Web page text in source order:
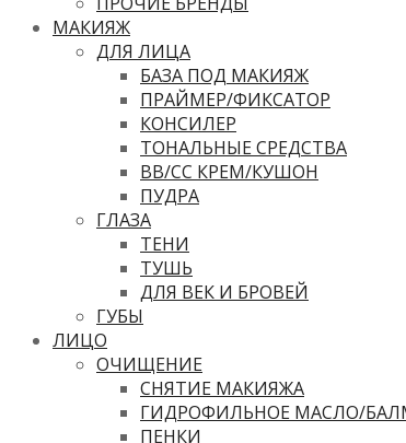
МАКИЯЖ
ДЛЯ ЛИЦА
БАЗА ПОД МАКИЯЖ
ПРАЙМЕР/ФИКСАТОР
КОНСИЛЕР
ТОНАЛЬНЫЕ СРЕДСТВА
ВВ/CC КРЕМ/КУШОН
ПУДРА
ГЛАЗА
ТЕНИ
ТУШЬ
ДЛЯ ВЕК И БРОВЕЙ
ГУБЫ
ЛИЦО
ОЧИЩЕНИЕ
СНЯТИЕ МАКИЯЖА
ГИДРОФИЛЬНОЕ МАСЛО/
ПЕНКИ